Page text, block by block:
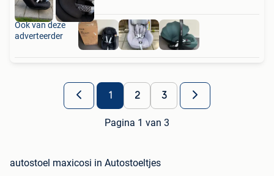
Ook van deze
adverteerder
1 2 3
Pagina 1 van 3
autostoel maxicosi in Autostoeltjes